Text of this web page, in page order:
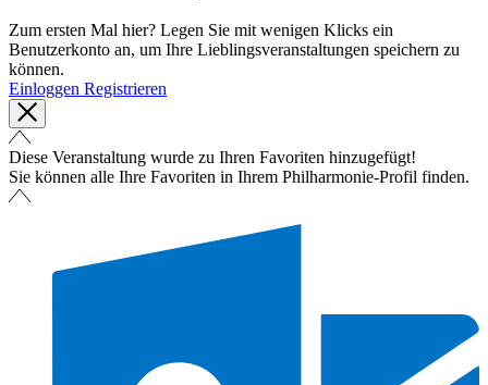
Zum ersten Mal hier? Legen Sie mit wenigen Klicks ein
Benutzerkonto an, um Ihre Lieblingsveranstaltungen speichern zu
können.
Einloggen Registrieren
Diese Veranstaltung wurde zu Ihren Favoriten hinzugefügt!
Sie können alle Ihre Favoriten in Ihrem Philharmonie-Profil finden.